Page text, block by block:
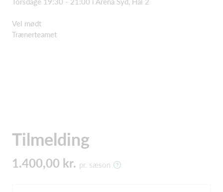
Vel mødt
Trænerteamet
Tilmelding
1.400,00 kr. pr. sæson